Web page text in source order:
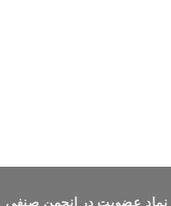
نماد عضویت در انجمن صنفی